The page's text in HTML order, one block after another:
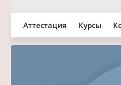
Аттестация Курсы